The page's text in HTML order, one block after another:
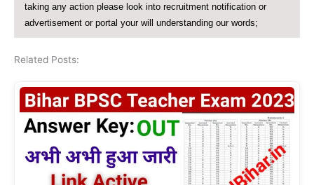
taking any action please look into recruitment notification or
advertisement or portal your will understanding our words;
Related Posts: